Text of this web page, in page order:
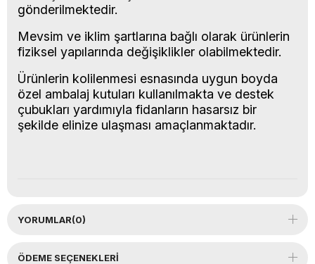
gönderilmektedir.
Mevsim ve iklim şartlarına bağlı olarak ürünlerin
fiziksel yapılarında değişiklikler olabilmektedir.
Ürünlerin kolilenmesi esnasında uygun boyda
özel ambalaj kutuları kullanılmakta ve destek
çubukları yardımıyla fidanların hasarsız bir
şekilde elinize ulaşması amaçlanmaktadır.
YORUMLAR(0)
ÖDEME SEÇENEKLERI